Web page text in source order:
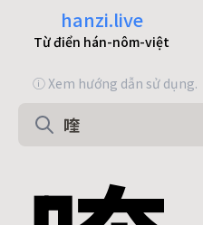
hanzi.live
Từ điển hán-nôm-việt
ⓘ Xem hướng dẫn sử dụng.